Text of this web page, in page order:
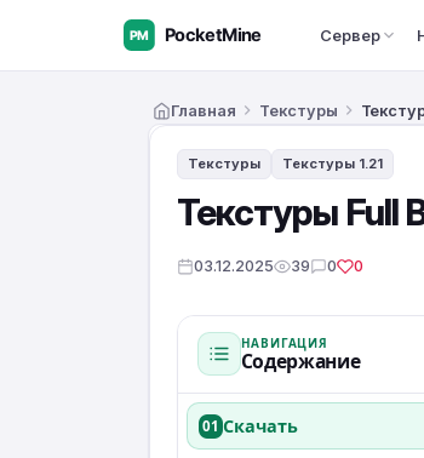
Сервер
Главная Текстуры
Текстуры Текстуры 1.21
Текстуры Full
03.12.2025 39 0 0
НАВИГАЦИЯ
Содержание
01 Скачать